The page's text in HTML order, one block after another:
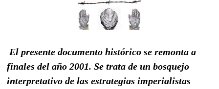
El presente documento histórico se remonta a
finales del año 2001. Se trata de un bosquejo
interpretativo de las estrategias imperialistas